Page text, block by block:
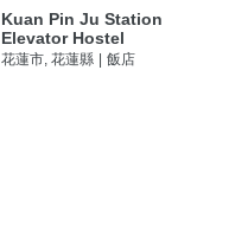
Kuan Pin Ju Station
Elevator Hostel
花蓮市, 花蓮縣 飯店